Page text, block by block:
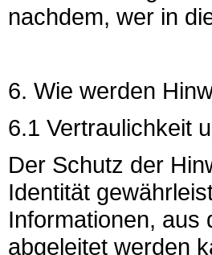
nachdem, wer in
6. Wie werden
6.1 Vertraulichkeit
Der Schutz der
Identität
Informationen, aus
abgeleitet werden